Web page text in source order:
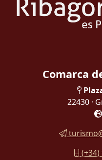
Comarca
22430 ·
(+34)